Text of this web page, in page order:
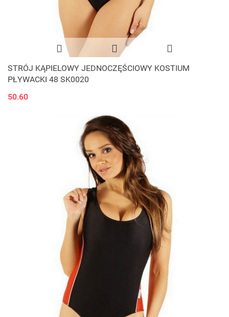
STRÓJ KĄPIELOWY JEDNOCZĘŚCIOWY KOSTIUM
PŁYWACKI 48 SK0020
50.60